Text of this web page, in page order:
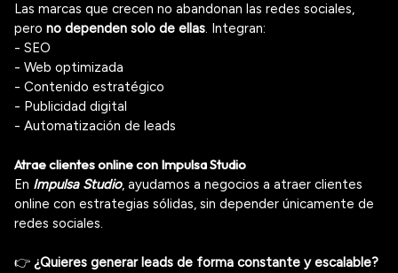
Las marcas que crecen no abandonan las redes sociales,
pero no dependen solo de ellas. Integran:
- SEO
- Web optimizada
- Contenido estratégico
- Publicidad digital
- Automatización de leads
Atrae clientes online con Impulsa Studio
En Impulsa Studio, ayudamos a negocios a atraer clientes
online con estrategias sólidas, sin depender únicamente de
redes sociales.
👉 ¿Quieres generar leads de forma constante y escalable?